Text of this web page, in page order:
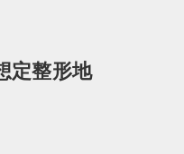
定整形地